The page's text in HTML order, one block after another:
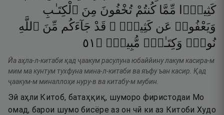
كَثِيرًۭا
مِّمَّا كُنتُمْ تُخْفُونَ مِنَ ٱلْكِتَـٰبِ
وَيَعْفُوا۟ عَن كَثِيرٍۢ ۚ قَدْ جَآءَكُم مِّنَ ٱللَّهِ
نُورٌۭ وَكِتَـٰبٌۭ مُّبِينٌۭ ۝ ١٥
Йа аҳла-л-китаби қад ҷаакум расулуна юбаййину лакум касира-м
мим ма кунтум тухфуна мина-л-китаби ва яъфу ъан касир. Қад
ҷаакум-м миналлоҳи нуру-в ва китабу-м мубин.
Эй аҳли Китоб, батаҳқиқ, шуморо фиристодаи Мо
омад, барои шумо бисёре аз он чӣ ки аз Китоби Худо